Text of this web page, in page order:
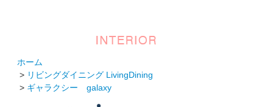
ホーム
> リビングダイニング LivingDining
> ギャラクシー galaxy